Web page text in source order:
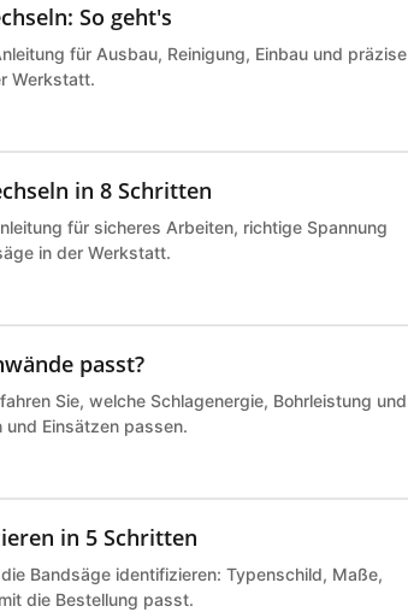
So geht's
für Ausbau, Reinigung, Einbau und präzise
Werkstatt.
in 8 Schritten
für sicheres Arbeiten, richtige Spannung
in der Werkstatt.
passt?
Sie, welche Schlagenergie, Bohrleistung und
und Einsätzen passen.
in 5 Schritten
Bandsäge identifizieren: Typenschild, Maße,
die Bestellung passt.